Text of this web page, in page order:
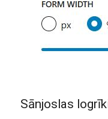
Sānjoslas